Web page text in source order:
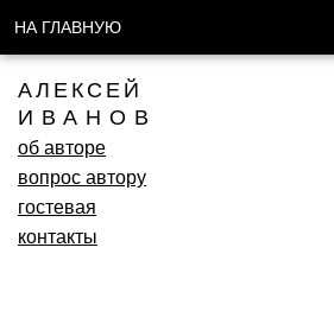
НА ГЛАВНУЮ
АЛЕКСЕЙ
ИВАНОВ
об авторе
вопрос автору
гостевая
контакты